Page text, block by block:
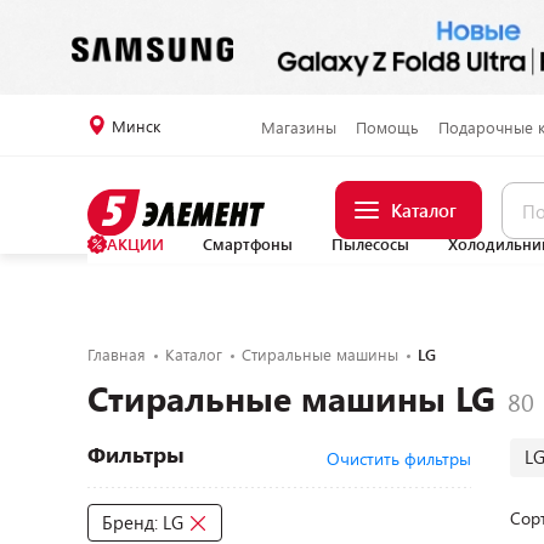
Минск Магазины Помощь Подарочные
Каталог
АКЦИИ Смартфоны Пылесосы
Главная Каталог Стиральные машины LG
Стиральные машины LG
Фильтры Очистить фильтры
Бренд: LG